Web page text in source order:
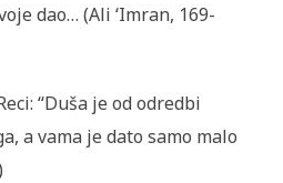
dao… (Ali ‘Imran, 169-
“Duša je od odredbi
a vama je dato samo malo